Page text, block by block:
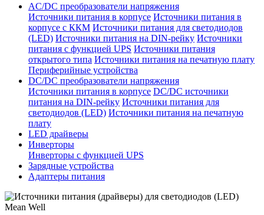
AC/DC преобразователи напряжения
Источники питания в корпусе Источники питания в
корпусе с ККМ Источники питания для светодиодов
(LED) Источники питания на DIN-рейку Источники
питания с функцией UPS Источники питания
открытого типа Источники питания на печатную плату
Периферийные устройства
DC/DC преобразователи напряжения
Источники питания в корпусе DC/DC источники
питания на DIN-рейку Источники питания для
светодиодов (LED) Источники питания на печатную
плату
LED драйверы
Инверторы
Инверторы с функцией UPS
Зарядные устройства
Адаптеры питания